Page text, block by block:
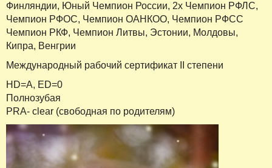
Финляндии, Юный Чемпион России, 2х Чемпион РФЛС,
Чемпион РФОС, Чемпион ОАНКОО, Чемпион РФСС
Чемпион РКФ, Чемпион Литвы, Эстонии, Молдовы,
Кипра, Венгрии
Международный рабочий сертификат II степени
HD=A, ED=0
Полнозубая
PRA- clear (свободная по родителям)